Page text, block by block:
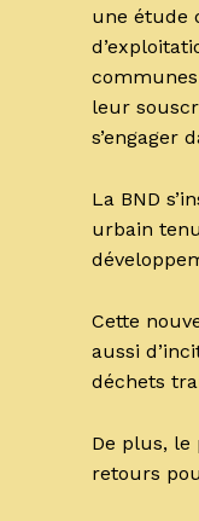
une étude
leur
s’engager
La BND
urbain
Cette
aussi
déchets
De plus, le
retours